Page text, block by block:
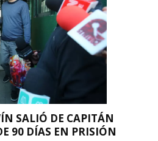
SALIÓ DE CAPITÁN
90 DÍAS EN PRISIÓN